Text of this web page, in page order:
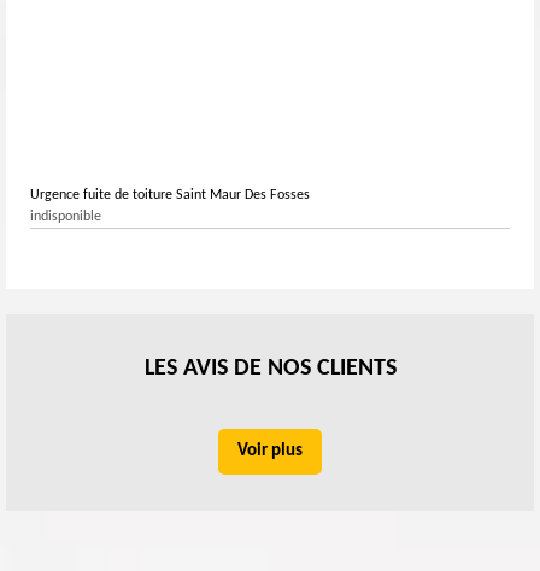
Urgence fuite de toiture Saint Maur Des Fosses
indisponible
LES AVIS DE NOS CLIENTS
Voir plus